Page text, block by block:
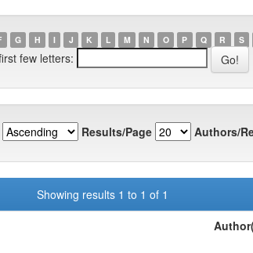
G H I J K L M N O P Q R S
few letters:
Results/Page Authors/
Showing results 1 to 1 of 1